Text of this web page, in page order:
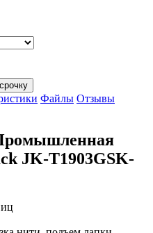
Файлы Отзывы
JK-T1903GSK-